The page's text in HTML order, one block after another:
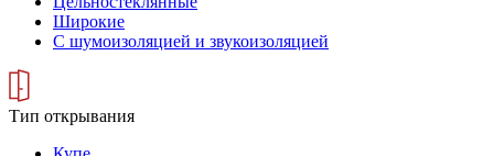
Широкие
С шумоизоляцией и звукоизоляцией
Тип открывания